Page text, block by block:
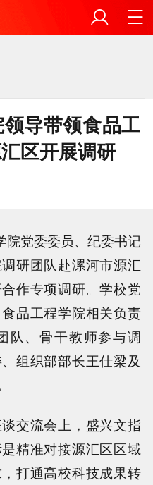
导带领食品工
区开展调研
党委委员、纪委书记
研团队赴漯河市源汇
作专项调研。学校党
品工程学院相关负责
队、骨干教师参与调
组织部部长王仕梁及
交流会上，盛兴文指
精准对接源汇区区域
打通高校科技成果转